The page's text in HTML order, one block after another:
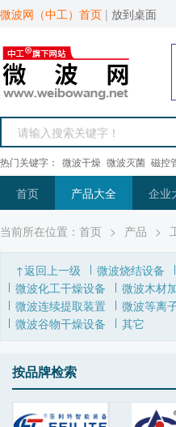
微波网（中工）首页 | 放到桌面
热门关键字： 微波干燥 微波灭菌 磁控
首页 产品大全 企业
当前所在位置： 首页 > 产品 >
↑返回上一级 微波烧结设备
微波化工干燥设备
微波木材
微波连续提取装置
微波等离
微波谷物干燥设备
其它
按品牌检索